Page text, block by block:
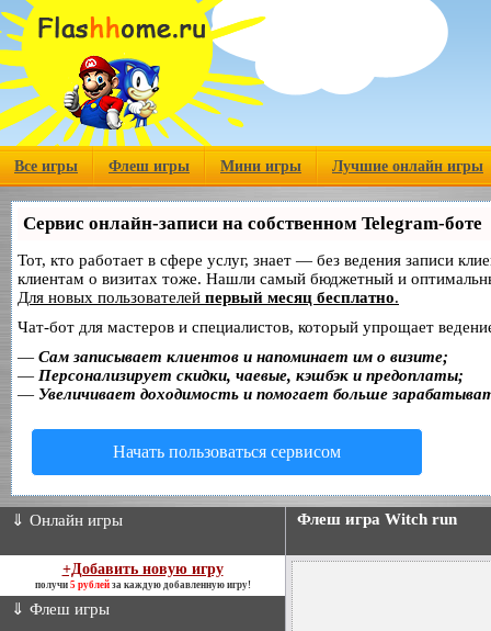
Все игры Флеш игры Мини игры Лучшие онлайн игры
Сервис онлайн-записи на собственном Telegram-боте
Тот, кто работает в сфере услуг, знает — без ведения записи
клиентам о визитах тоже. Нашли самый бюджетный и
Для новых пользователей первый месяц бесплатно.
Чат-бот для мастеров и специалистов, который упрощает
— Сам записывает клиентов и напоминает им о визите;
— Персонализирует скидки, чаевые, кэшбэк и предоплаты;
— Увеличивает доходимость и помогает больше
Начать пользоваться сервисом
⇓ Онлайн игры
+Добавить новую игру
получи 5 рублейза каждую добавленную игру!
⇓ Флеш игры
Флеш игра Witch run